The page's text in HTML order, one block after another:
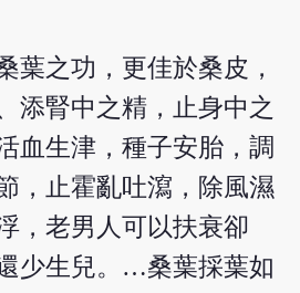
葉之功，更佳於桑皮，
添腎中之精，止身中之
血生津，種子安胎，調
，止霍亂吐瀉，除風濕
，老男人可以扶衰卻
少生兒。…桑葉採葉如